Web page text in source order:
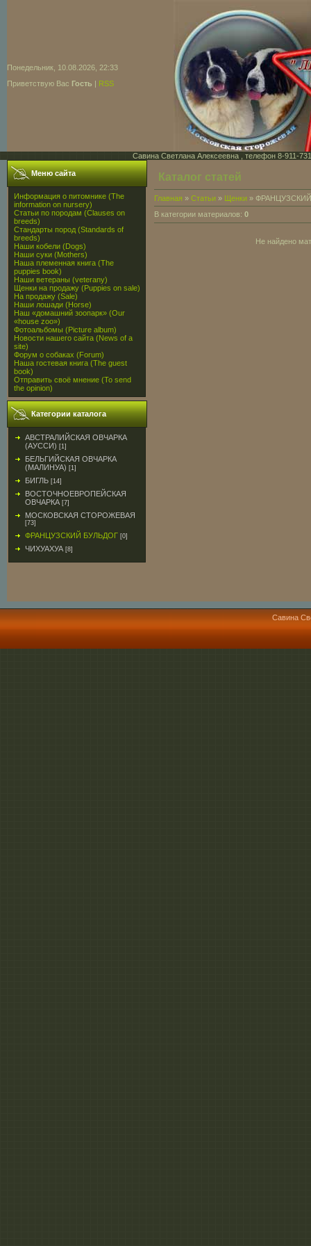
Понедельник, 10.08.2026, 22:33
Приветствую Вас Гость | RSS
Савина Светлана Алексеевна , телефон 8-911-
Меню сайта
Информация о питомнике (The
information on nursery)
Статьи по породам (Clauses on
breeds)
Стандарты пород (Standards of
breeds)
Наши кобели (Dogs)
Наши суки (Mothers)
Наша племенная книга (The
puppies book)
Наши ветераны (veterany)
Щенки на продажу (Puppies on sale)
На продажу (Sale)
Наши лошади (Horse)
Наш «домашний зоопарк» (Our
«house zoo»)
Фотоальбомы (Picture album)
Новости нашего сайта (News of a
site)
Форум о собаках (Forum)
Наша гостевая книга (The guest
book)
Отправить своё мнение (To send
the opinion)
Категории каталога
АВСТРАЛИЙСКАЯ ОВЧАРКА
(АУССИ) [1]
БЕЛЬГИЙСКАЯ ОВЧАРКА
(МАЛИНУА) [1]
БИГЛЬ [14]
ВОСТОЧНОЕВРОПЕЙСКАЯ
ОВЧАРКА [7]
МОСКОВСКАЯ СТОРОЖЕВАЯ
[73]
ФРАНЦУЗСКИЙ БУЛЬДОГ [0]
ЧИХУАХУА [8]
Каталог статей
Главная » Статьи » Щенки »
В категории материалов: 0
Не найдено
Савина